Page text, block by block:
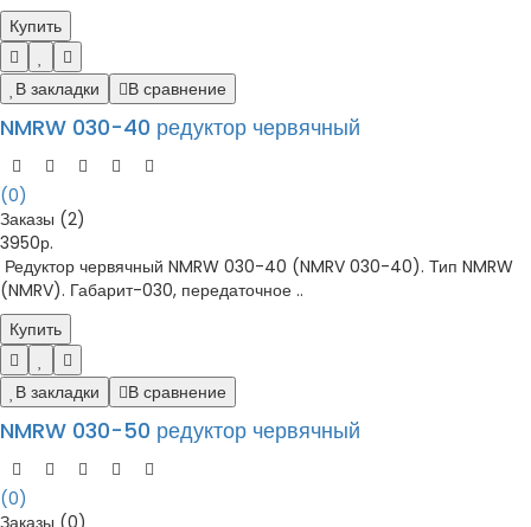
Купить
В закладки В сравнение
NMRW 030-40 редуктор червячный
(0)
Заказы (2)
3950р.
Редуктор червячный NMRW 030-40 (NMRV 030-40). Тип NMRW
(NMRV). Габарит-030, передаточное ..
Купить
В закладки В сравнение
NMRW 030-50 редуктор червячный
(0)
Заказы (0)